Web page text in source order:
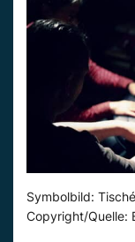
Symbolbild:
Copyright/Quelle: